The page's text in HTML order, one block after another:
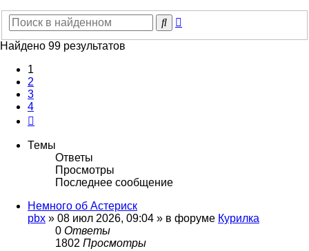
Поиск
Найдено 99 результатов
1
2
3
4
Темы
Ответы
Просмотры
Последнее сообщение
Немного об Астериск
pbx » 08 июл 2026, 09:04 » в форуме Курилка
0 Ответы
1802 Просмотры